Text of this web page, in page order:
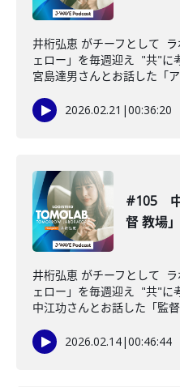
井桁弘恵 がチーフとして
ェロー」を毎週迎え "共"
宮島達男さんとお話した「
2026.02.21 |00:36:20
#105 中
督 教場」
井桁弘恵 がチーフとして
ェロー」を毎週迎え "共"
中江功さんとお話した「監
2026.02.14|00:46:44